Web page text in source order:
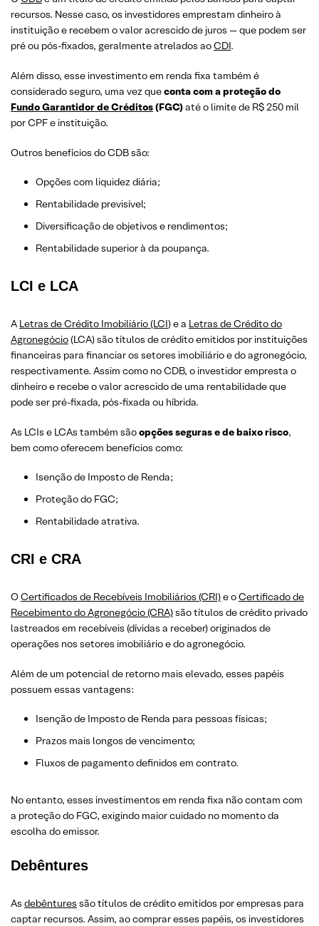
recursos. Nesse caso, os investidores emprestam dinheiro à
instituição e recebem o valor acrescido de juros — que podem ser
pré ou pós-fixados, geralmente atrelados aoCDI.
Além disso, esse investimento em renda fixa também é
considerado seguro, uma vez queconta com a proteção do
Fundo Garantidor de Créditos(FGC)até o limite de R$ 250 mil
por CPF e instituição.
Outros benefícios do CDB são:
Opções com liquidez diária;
Rentabilidade previsível;
Diversificação de objetivos e rendimentos;
Rentabilidade superior à da poupança.
LCI e LCA
A Letras de Crédito Imobiliário (LCI) e a Letras de Crédito do
Agronegócio(LCA) são títulos de crédito emitidos por instituições
financeiras para financiar os setores imobiliário e do agronegócio,
respectivamente. Assim como no CDB, o investidor empresta o
dinheiro e recebe o valor acrescido de uma rentabilidade que
pode ser pré-fixada, pós-fixada ou híbrida.
As LCIs e LCAs também sãoopções seguras e de baixo risco,
bem como oferecem benefícios como:
Isenção de Imposto de Renda;
Proteção do FGC;
Rentabilidade atrativa.
CRI e CRA
OCertificados de Recebíveis Imobiliários (CRI)e oCertificado de
Recebimento do Agronegócio (CRA)são títulos de crédito privado
lastreados em recebíveis (dívidas a receber) originados de
operações nos setores imobiliário e do agronegócio.
Além de um potencial de retorno mais elevado, esses papéis
possuem essas vantagens:
Isenção de Imposto de Renda para pessoas físicas;
Prazos mais longos de vencimento;
Fluxos de pagamento definidos em contrato.
No entanto, esses investimentos em renda fixa não contam com
a proteção do FGC, exigindo maior cuidado no momento da
escolha do emissor.
Debêntures
As debêntures são títulos de crédito emitidos por empresas para
captar recursos. Assim, ao comprar esses papéis, os investidores